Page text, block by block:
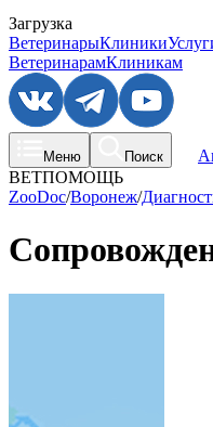
Загрузка
ВетеринарыКлиники
ВетеринарамКлиникам
Меню Поиск
ВЕТПОМОЩЬ
ZooDoc/Воронеж/